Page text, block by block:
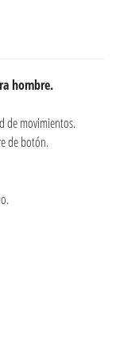
hombre.
de movimientos.
de botón.